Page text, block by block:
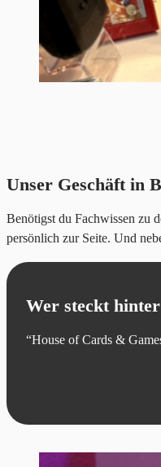
Unser Geschäft in
Benötigst du Fachwissen zu
persönlich zur Seite. Und
Wer steckt
“House of Cards &